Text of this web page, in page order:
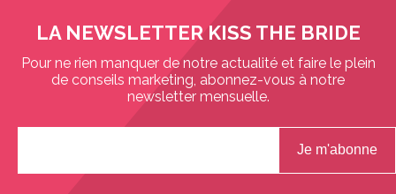
LA NEWSLETTER KISS THE BRIDE
Pour ne rien manquer de notre actualité et faire le plein
de conseils marketing, abonnez-vous à notre
newsletter mensuelle.